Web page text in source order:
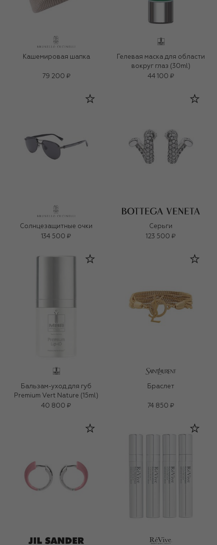
Кашемировая шапка
79 200 ₽
Гелевая маска для области
вокруг глаз (30ml)
44 100 ₽
Солнцезащитные очки
134 500 ₽
Серьги
123 500 ₽
Бальзам-уход для губ
Premium Vert Nature (15ml)
40 800 ₽
Браслет
74 850 ₽